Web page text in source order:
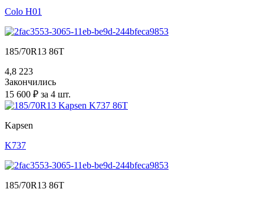
Colo H01
185/70R13 86T
4,8 223
Закончились
15 600 ₽ за 4 шт.
Kapsen
K737
185/70R13 86T